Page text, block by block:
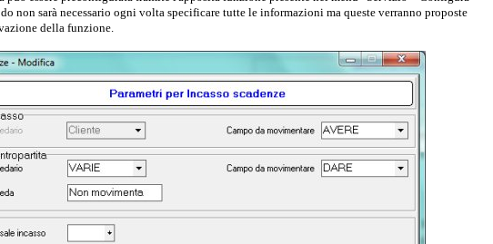
non sarà necessario ogni volta specificare tutte le informazioni ma queste verranno proposte
della funzione.